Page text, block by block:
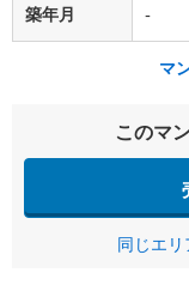
築年月 -
マ
このマ
同じエ